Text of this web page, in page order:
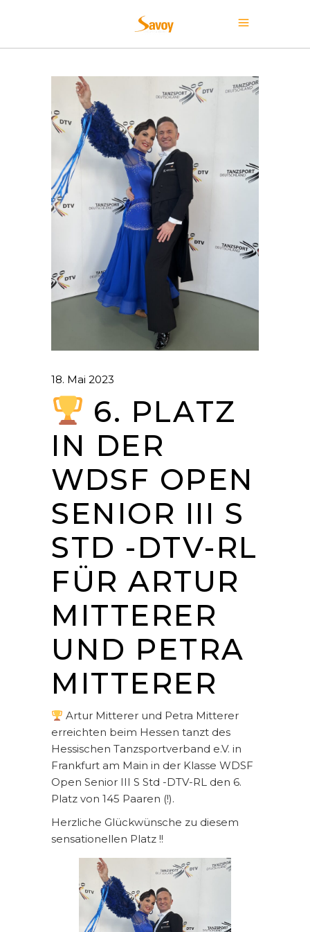
18. Mai 2023
6. PLATZ
IN DER
WDSF OPEN
SENIOR III S
STD -DTV-RL
FÜR ARTUR
MITTERER
UND PETRA
MITTERER
Artur Mitterer und Petra Mitterer
erreichten beim Hessen tanzt des
Hessischen Tanzsportverband e.V. in
Frankfurt am Main in der Klasse WDSF
Open Senior III S Std -DTV-RL den 6.
Platz von 145 Paaren (!).
Herzliche Glückwünsche zu diesem
sensationellen Platz !!